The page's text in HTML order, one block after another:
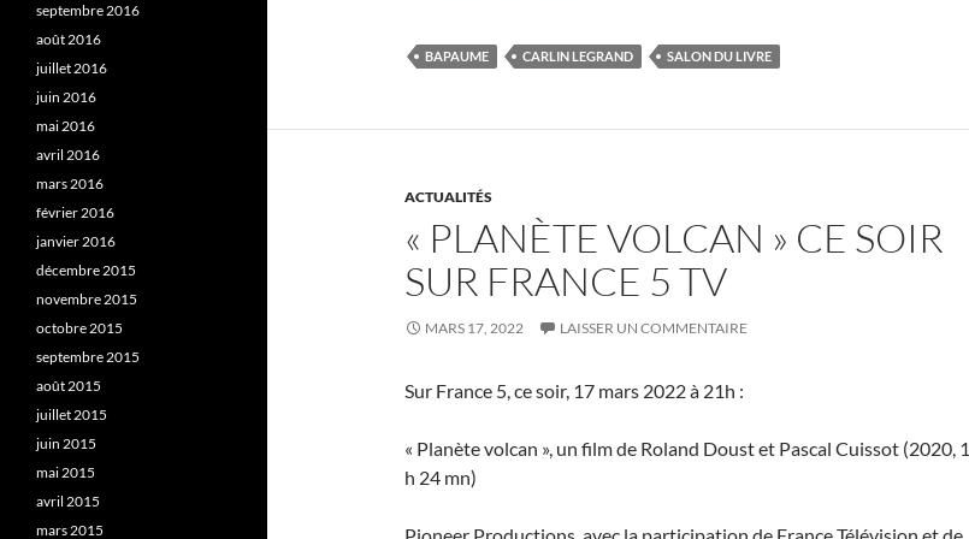
BAPAUME CARLIN LEGRAND SALON DU LIVRE
ACTUALITÉS
« PLANÈTE VOLCAN » CE SOIR
SUR FRANCE 5 TV
MARS 17, 2022 LAISSER UN COMMENTAIRE
Sur France 5, ce soir, 17 mars 2022 à 21h :
« Planète volcan », un film de Roland Doust et Pascal Cuissot (2020, 1
h 24 mn)
septembre 2016
août 2016
juillet 2016
juin 2016
mai 2016
avril 2016
mars 2016
février 2016
janvier 2016
décembre 2015
novembre 2015
octobre 2015
septembre 2015
août 2015
juillet 2015
juin 2015
mai 2015
avril 2015
mars 2015